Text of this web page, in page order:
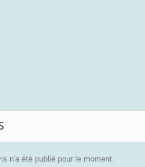
n'a été publié pour le moment.